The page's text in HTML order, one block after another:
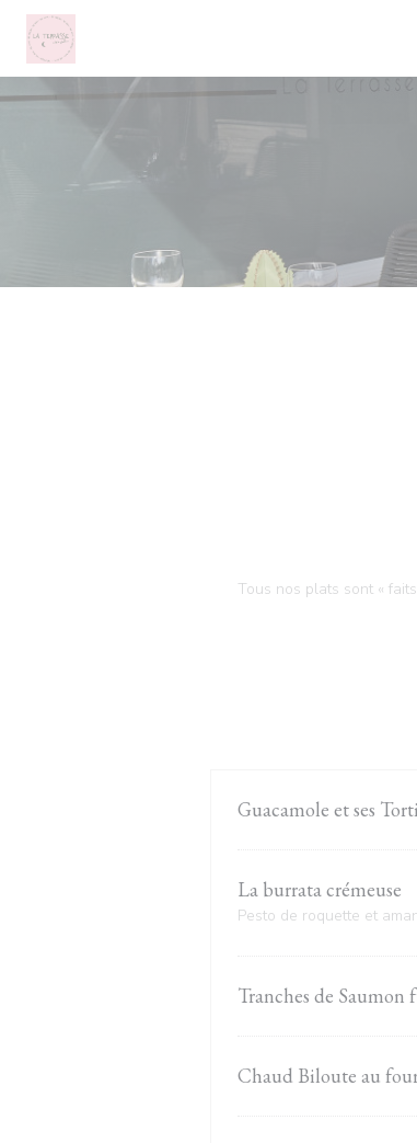
Cookie管理面板
Tous nos plats sont «
Guacamole et ses
La burrata crémeuse
Pesto de roquette et
Tranches de
Chaud Biloute au